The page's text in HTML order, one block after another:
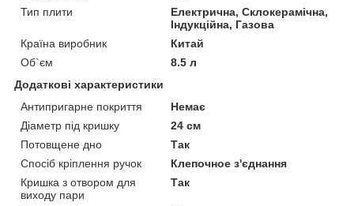
Тип плити
Електрична, Склокерамічна,
Індукційна, Газова
Країна виробник
Китай
Об`єм
8.5 л
Додаткові характеристики
Антипригарне покриття
Немає
Діаметр під кришку
24 см
Потовщене дно
Так
Спосіб кріплення ручок
Клепочное з'єднання
Кришка з отвором для
виходу пари
Так